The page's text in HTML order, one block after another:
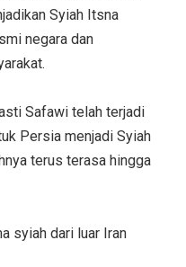
Syiah Itsna
negara dan
Safawi telah terjadi
Persia menjadi Syiah
terus terasa hingga
syiah dari luar Iran